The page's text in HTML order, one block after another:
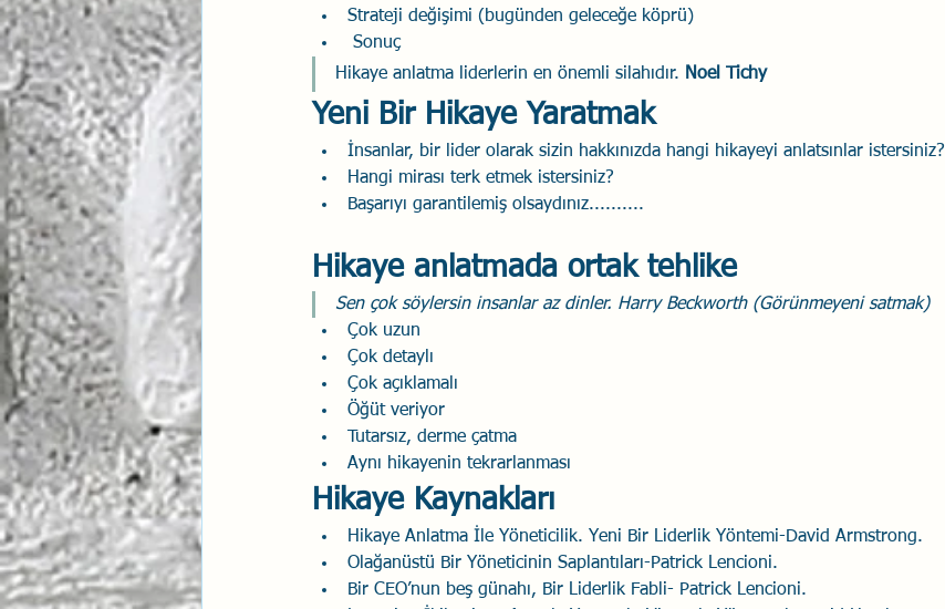
Strateji değişimi (bugünden geleceğe köprü)
Sonuç
Hikaye anlatma liderlerin en önemli silahıdır. Noel Tichy
Yeni Bir Hikaye Yaratmak
İnsanlar, bir lider olarak sizin hakkınızda hangi hikayeyi anlatsınlar istersiniz?
Hangi mirası terk etmek istersiniz?
Başarıyı garantilemiş olsaydınız..........
Hikaye anlatmada ortak tehlike
Sen çok söylersin insanlar az dinler. Harry Beckworth (Görünmeyeni satmak)
Çok uzun
Çok detaylı
Çok açıklamalı
Öğüt veriyor
Tutarsız, derme çatma
Aynı hikayenin tekrarlanması
Hikaye Kaynakları
Hikaye Anlatma İle Yöneticilik. Yeni Bir Liderlik Yöntemi-David Armstrong.
Olağanüstü Bir Yöneticinin Saplantıları-Patrick Lencioni.
Bir CEO’nun beş günahı, Bir Liderlik Fabli- Patrick Lencioni.